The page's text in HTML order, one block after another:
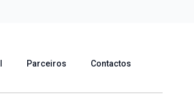
Parceiros Contactos